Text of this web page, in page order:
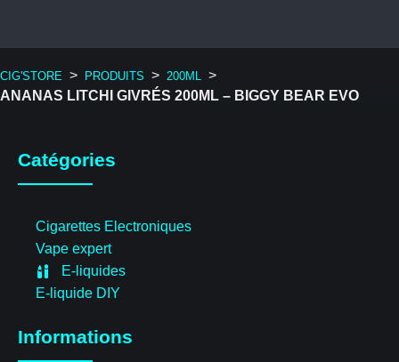
CIG'STORE > PRODUITS > 200ML >
ANANAS LITCHI GIVRÉS 200ML – BIGGY BEAR EVO
Catégories
Cigarettes Electroniques
Vape expert
E-liquides
E-liquide DIY
Informations